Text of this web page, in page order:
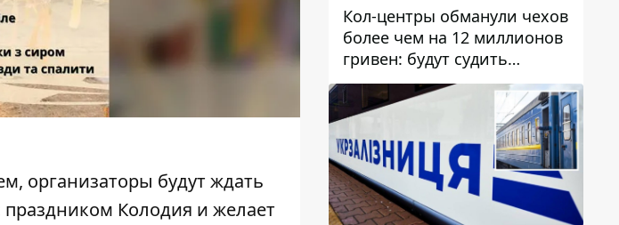
организаторы будут ждать
Колодия и желает
Кол-центры обманули чехов
более чем на 12 миллионов
гривен: будут судить
днепрянина,
организовавшего
транснациональную
преступную организацию